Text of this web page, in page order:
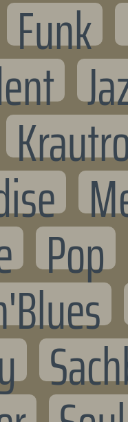
Funk
Pop